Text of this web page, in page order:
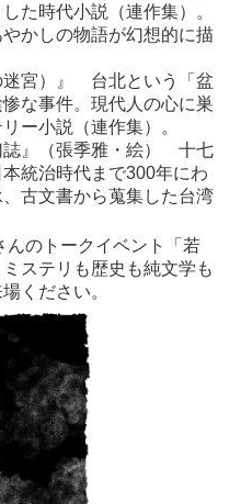
た時代小説（連作集）。
かしの物語が幻想的に描
迷宮）』 台北という「盆
な事件。現代人の心に巣
ー小説（連作集）。
誌』（張季雅・絵） 十七
統治時代まで300年にわ
古文書から蒐集した台湾
んのトークイベント
「若
ステリも歴史も純文学も
ください。